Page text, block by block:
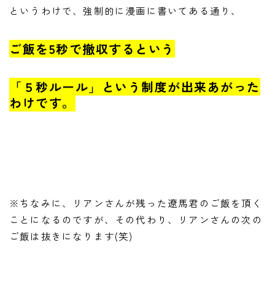
というわけで、強制的に漫画に書いてある通り、
ご飯を5秒で撤収するという
「５秒ルール」という制度が出来あがった
わけです。
※ちなみに、リアンさんが残った遼馬君のご飯を頂く
ことになるのですが、その代わり、リアンさんの次の
ご飯は抜きになります(笑)